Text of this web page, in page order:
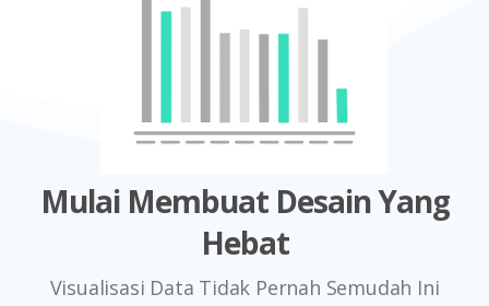
Mulai Membuat Desain Yang
Hebat
Visualisasi Data Tidak Pernah Semudah Ini